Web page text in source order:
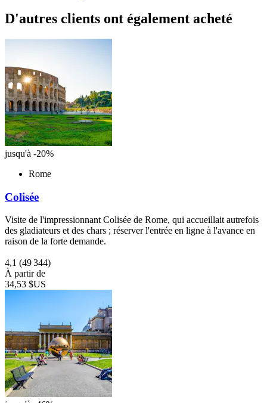
D'autres clients ont également acheté
jusqu'à -20%
Rome
Colisée
Visite de l'impressionnant Colisée de Rome, qui accueillait autrefois
des gladiateurs et des chars ; réserver l'entrée en ligne à l'avance en
raison de la forte demande.
4,1 (49 344)
À partir de
34,53 $US